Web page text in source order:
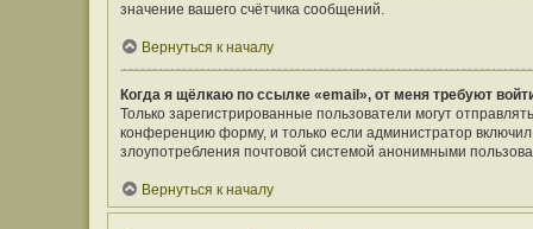
значение вашего счётчика сообщений.
Вернуться к началу
Когда я щёлкаю по ссылке «email», от меня требуют
Только зарегистрированные пользователи могут
конференцию форму, и только если администратор
злоупотребления почтовой системой анонимными
Вернуться к началу